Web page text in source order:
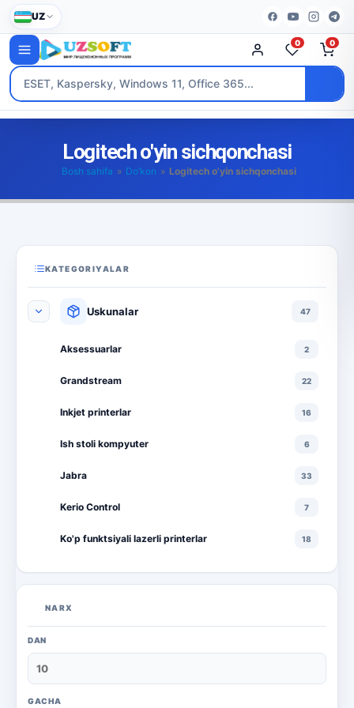
UZ
0 0
Logitech o'yin sichqonchasi
Bosh sahifa » Do’kon » Logitech o'yin sichqonchasi
KATEGORIYALAR
Uskunalar 47
Aksessuarlar 2
Grandstream 22
Inkjet printerlar 16
Ish stoli kompyuter 6
Jabra 33
Kerio Control 7
Ko'p funktsiyali lazerli printerlar 18
Ko'p funktsiyali rangli lazerli printerlar 10
Lazerli printerlar
NARX
DAN
GACHA